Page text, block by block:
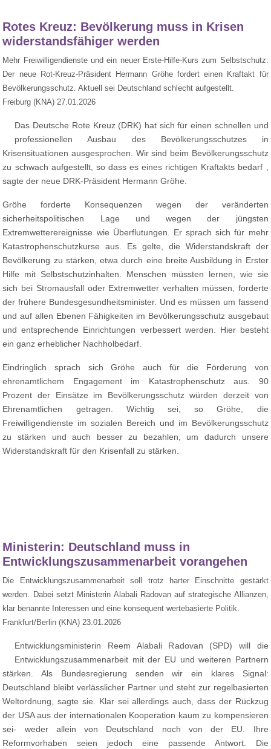
Rotes Kreuz: Bevölkerung muss in Krisen
widerstandsfähiger werden
Mehr Freiwilligendienste und ein neuer Erste-Hilfe-Kurs zum Selbstschutz:
Der neue Rot-Kreuz-Präsident Hermann Gröhe fordert einen Kraftakt für
Bevölkerungsschutz. Aktuell sei Deutschland schlecht aufgestellt.
Freiburg (KNA) 27.01.2026
Das Deutsche Rote Kreuz (DRK) hat sich für einen schnellen und
professionellen Ausbau des Bevölkerungsschutzes in
Krisensituationen ausgesprochen. Wir sind beim Bevölkerungsschutz
zu schwach aufgestellt, so dass es eines richtigen Kraftakts bedarf ,
sagte der neue DRK-Präsident Hermann Gröhe.
Gröhe forderte Konsequenzen wegen der veränderten
sicherheitspolitischen Lage und wegen der jüngsten
Extremwetterereignisse wie Überflutungen. Er sprach sich für mehr
Katastrophenschutzkurse aus. Es gelte, die Widerstandskraft der
Bevölkerung zu stärken, etwa durch eine breite Ausbildung in Erster
Hilfe mit Selbstschutzinhalten. Menschen müssten lernen, wie sie
sich bei Stromausfall oder Extremwetter verhalten müssen, forderte
der frühere Bundesgesundheitsminister. Und es müssen um fassend
und auf allen Ebenen Fähigkeiten im Bevölkerungsschutz ausgebaut
und entsprechende Einrichtungen verbessert werden. Hier besteht
ein ganz erheblicher Nachholbedarf.
Eindringlich sprach sich Gröhe auch für die Förderung von
ehrenamtlichem Engagement im Katastrophenschutz aus. 90
Prozent der Einsätze im Bevölkerungsschutz würden derzeit von
Ehrenamtlichen getragen. Wichtig sei, so Gröhe, die
Freiwilligendienste im sozialen Bereich und im Bevölkerungsschutz
zu stärken und auch besser zu bezahlen, um dadurch unsere
Widerstandskraft für den Krisenfall zu stärken.
Ministerin: Deutschland muss in
Entwicklungszusammenarbeit vorangehen
Die Entwicklungszusammenarbeit soll trotz harter Einschnitte gestärkt
werden. Dabei setzt Ministerin Alabali Radovan auf strategische Allianzen,
klar benannte Interessen und eine konsequent wertebasierte Politik.
Frankfurt/Berlin (KNA) 23.01.2026
Entwicklungsministerin Reem Alabali Radovan (SPD) will die
Entwicklungszusammenarbeit mit der EU und weiteren Partnern
stärken. Als Bundesregierung senden wir ein klares Signal:
Deutschland bleibt verlässlicher Partner und steht zur regelbasierten
Weltordnung, sagte sie. Klar sei allerdings auch, dass der Rückzug
der USA aus der internationalen Kooperation kaum zu kompensieren
sei- weder allein von Deutschland noch von der EU. Ihre
Reformvorhaben seien jedoch eine passende Antwort. Die